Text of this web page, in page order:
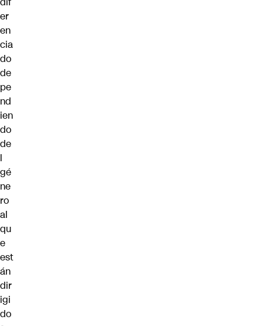
er
en
cia
do
de
pe
nd
ien
do
de
l
gé
ne
ro
al
qu
e
est
án
dir
igi
do